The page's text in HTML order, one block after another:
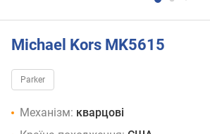
Michael Kors MK5615
Parker
Механізм: кварцові